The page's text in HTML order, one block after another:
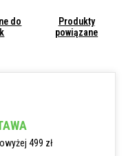
do
Produkty
powiązane
499 zł